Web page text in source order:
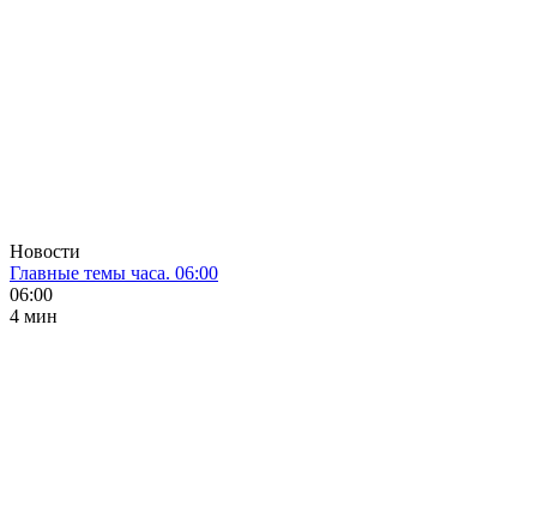
Новости
Главные темы часа. 06:00
06:00
4 мин